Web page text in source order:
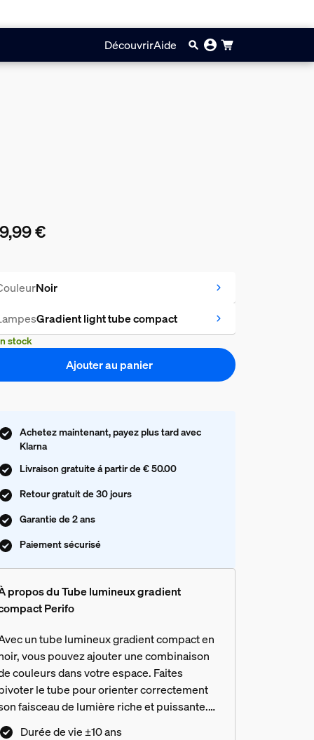
DécouvrirAide
€
Noir
Gradient light tube compact
stock
Ajouter au panier
Achetez maintenant, payez plus tard avec
Klarna
Livraison gratuite á partir de € 50.00
Retour gratuit de 30 jours
Garantie de 2 ans
Paiement sécurisé
propos du Tube lumineux gradient
Perifo
un tube lumineux gradient compact en
vous pouvez ajouter une combinaison
couleurs dans votre espace. Faites
le tube pour orienter correctement
faisceau de lumière riche et puissante.
pour l'éclairage sur rail Perifo.
Durée de vie ±10 ans